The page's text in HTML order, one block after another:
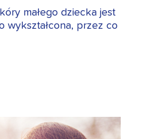
małego dziecka jest
wykształcona, przez co